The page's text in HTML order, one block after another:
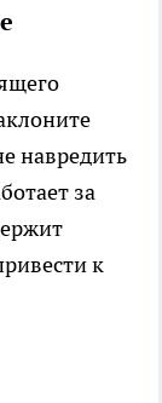
навредить
за
к